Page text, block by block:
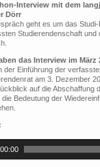
Interview mit dem
Dörr
geht es um das
Studierendenschaft und
das Interview im März
der Einführung der
am 3. Dezember
auf die Abschaffung
die Bedeutung der
00:00